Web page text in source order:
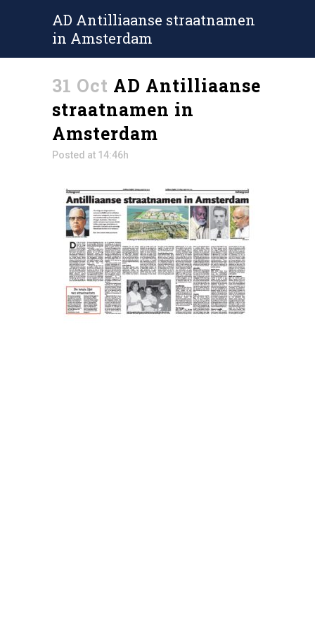
AD Antilliaanse straatnamen
in Amsterdam
31 Oct AD Antilliaanse
straatnamen in
Amsterdam
Posted at 14:46h